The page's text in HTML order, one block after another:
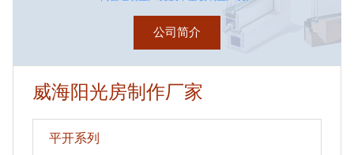
公司简介
威海阳光房制作厂家
平开系列